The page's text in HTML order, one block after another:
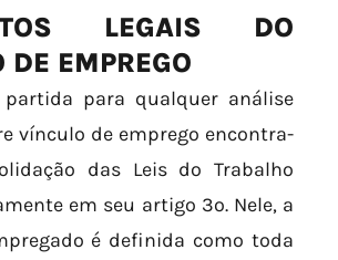
LEGAIS DO
DE EMPREGO
para qualquer análise
vínculo de emprego encontra-
das Leis do Trabalho
em seu artigo 3º. Nele, a
é definida como toda